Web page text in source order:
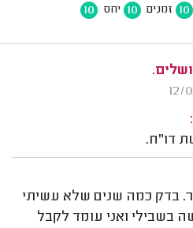
10 זמנים 10 יחס 10
דו"ח.
בדק כמה שנים שלא עשיתי
בשבילי ואני עומד לקבל